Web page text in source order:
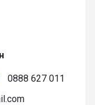
0888 627 011